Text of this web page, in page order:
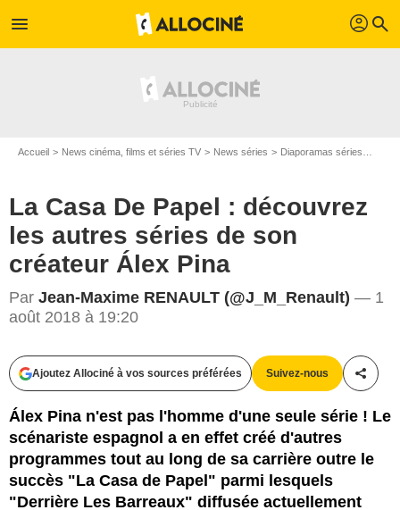
menu profil search
Accueil News cinéma, films et séries TV News séries Diaporamas séries
La Casa De Papel : découvrez
les autres séries de son
créateur Álex Pina
Par Jean-Maxime RENAULT (@J_M_Renault) — 1
août 2018 à 19:20
Ajoutez Allociné à vos sources préférées Suivez-nous
Álex Pina n'est pas l'homme d'une seule série ! Le
scénariste espagnol a en effet créé d'autres
programmes tout au long de sa carrière outre le
succès "La Casa de Papel" parmi lesquels
"Derrière Les Barreaux" diffusée actuellement
Globomedia